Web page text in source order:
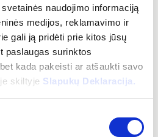
naudojimo informaciją
medijos, reklamavimo ir
gali ją pridėti prie kitos jūsų
paslaugas surinktos
kada pakeisti ar atšaukti savo
skiltyje Slapukų Deklaracija.
todėl suteikiame:
kompetencijas
savo idėjas
prie skyriaus pokyčių
gerinimo